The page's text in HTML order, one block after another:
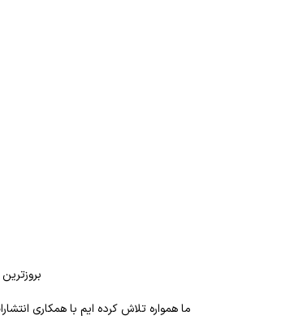
ما همواره تلاش کرده ایم با همکاری